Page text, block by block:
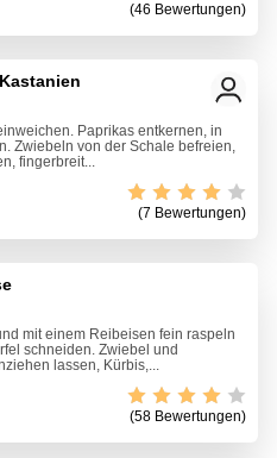
(46 Bewertungen)
Paprikas entkernen, in
Zwiebeln von der Schale befreien,
fingerbreit...
(7 Bewertungen)
mit einem Reibeisen fein raspeln
schneiden. Zwiebel und
lassen, Kürbis,...
(58 Bewertungen)